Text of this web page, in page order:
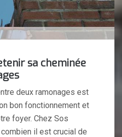
sa cheminée
deux ramonages est
bon fonctionnement et
foyer. Chez Sos
il est crucial de